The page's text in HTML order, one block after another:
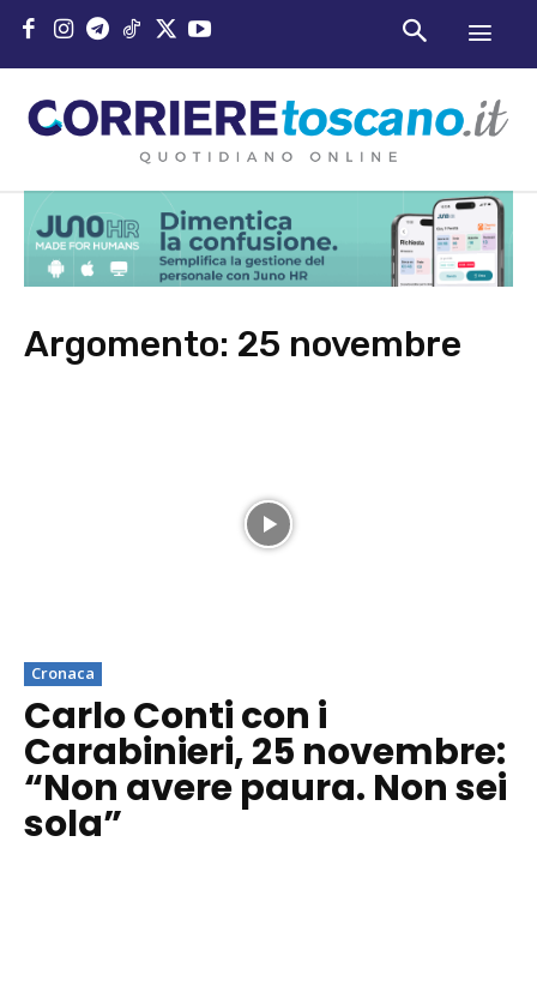
Argomento: 25 novembre
Cronaca
Carlo Conti con i
Carabinieri, 25 novembre:
“Non avere paura. Non sei
sola”